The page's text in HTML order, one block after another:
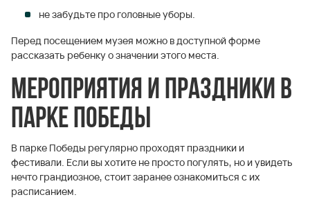
не забудьте про головные уборы.
Перед посещением музея можно в доступной форме
рассказать ребенку о значении этого места.
Мероприятия и праздники в
парке Победы
В парке Победы регулярно проходят праздники и
фестивали. Если вы хотите не просто погулять, но и увидеть
нечто грандиозное, стоит заранее ознакомиться с их
расписанием.